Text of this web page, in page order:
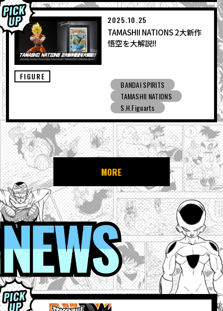
FIGURE
2025.10.25
TAMASHII NATIONS 2大新作
悟空を大解説!!
BANDAI SPIRITS
TAMASHII NATIONS
S.H.Figuarts
MORE
NEWS